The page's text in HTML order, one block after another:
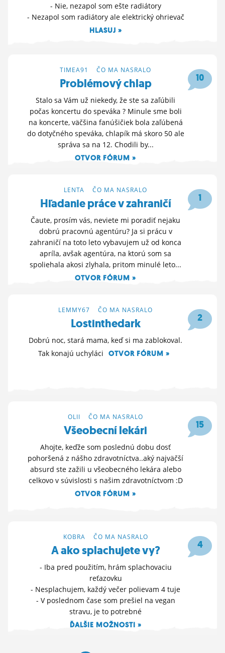
- Nie, nezapol som ešte radiátory
- Nezapol som radiátory ale elektrický ohrievač
HLASUJ »
10
TIMEA91 ČO MA NASRALO
Problémový chlap
Stalo sa Vám už niekedy, že ste sa zaľúbili
počas koncertu do speváka ? Minule sme boli
na koncerte, väčšina fanúšičiek bola zaľúbená
do dotyčného speváka, chlapík má skoro 50 ale
správa sa na 12. Chodili by...
OTVOR FÓRUM »
1
LENTA ČO MA NASRALO
Hľadanie práce v zahraničí
Čaute, prosím vás, neviete mi poradiť nejaku
dobrú pracovnú agentúru? Ja si prácu v
zahraničí na toto leto vybavujem už od konca
apríla, avšak agentúra, na ktorú som sa
spoliehala akosi zlyhala, pritom minulé leto...
OTVOR FÓRUM »
2
LEMMY67 ČO MA NASRALO
Lostinthedark
Dobrú noc, stará mama, keď si ma zablokoval.
Tak konajú uchyláci
OTVOR FÓRUM »
15
OLII ČO MA NASRALO
Všeobecní lekári
Ahojte, keďže som poslednú dobu dosť
pohoršená z nášho zdravotníctva..aký najväčší
absurd ste zažili u všeobecného lekára alebo
celkovo v súvislosti s našim zdravotníctvom :D
OTVOR FÓRUM »
4
KOBRA ČO MA NASRALO
A ako splachujete vy?
- Iba pred použitím, hrám splachovaciu
reťazovku
- Nesplachujem, každý večer polievam 4 tuje
- V poslednom čase som prešiel na vegan
stravu, je to potrebné
ĎALŠIE MOŽNOSTI »